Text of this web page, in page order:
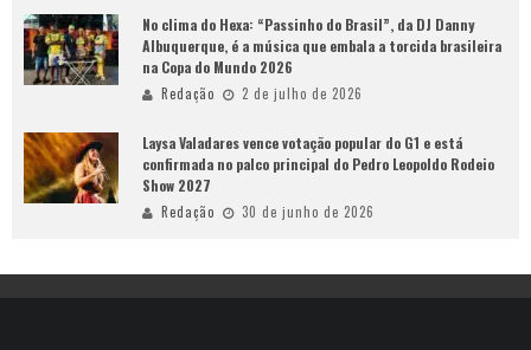
No clima do Hexa: “Passinho do Brasil”, da DJ Danny
Albuquerque, é a música que embala a torcida brasileira
na Copa do Mundo 2026
Redação 2 de julho de 2026
Laysa Valadares vence votação popular do G1 e está
confirmada no palco principal do Pedro Leopoldo Rodeio
Show 2027
Redação 30 de junho de 2026